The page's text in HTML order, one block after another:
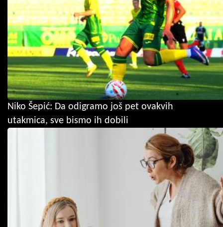
Niko Šepić: Da odigramo još pet ovakvih
utakmica, sve bismo ih dobili